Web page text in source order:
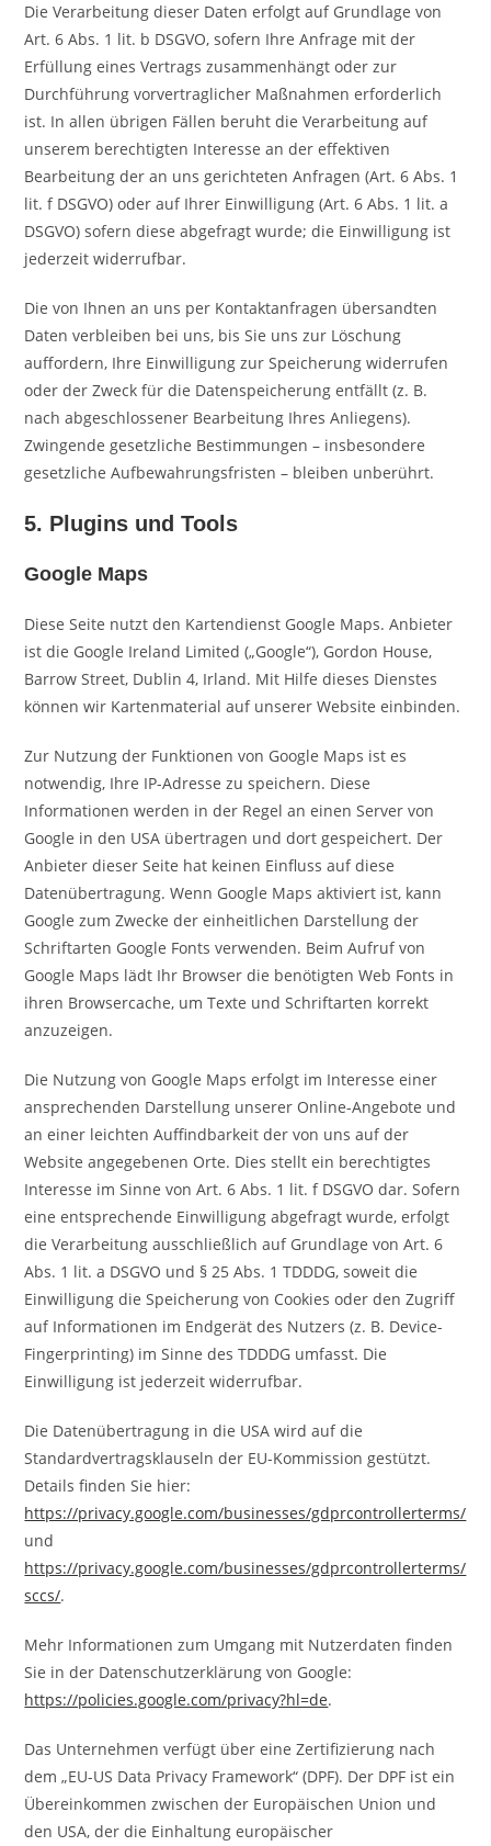
Die Verarbeitung dieser Daten erfolgt auf Grundlage von
Art. 6 Abs. 1 lit. b DSGVO, sofern Ihre Anfrage mit der
Erfüllung eines Vertrags zusammenhängt oder zur
Durchführung vorvertraglicher Maßnahmen erforderlich
ist. In allen übrigen Fällen beruht die Verarbeitung auf
unserem berechtigten Interesse an der effektiven
Bearbeitung der an uns gerichteten Anfragen (Art. 6 Abs. 1
lit. f DSGVO) oder auf Ihrer Einwilligung (Art. 6 Abs. 1 lit. a
DSGVO) sofern diese abgefragt wurde; die Einwilligung ist
jederzeit widerrufbar.
Die von Ihnen an uns per Kontaktanfragen übersandten
Daten verbleiben bei uns, bis Sie uns zur Löschung
auffordern, Ihre Einwilligung zur Speicherung widerrufen
oder der Zweck für die Datenspeicherung entfällt (z. B.
nach abgeschlossener Bearbeitung Ihres Anliegens).
Zwingende gesetzliche Bestimmungen – insbesondere
gesetzliche Aufbewahrungsfristen – bleiben unberührt.
5. Plugins und Tools
Google Maps
Diese Seite nutzt den Kartendienst Google Maps. Anbieter
ist die Google Ireland Limited („Google“), Gordon House,
Barrow Street, Dublin 4, Irland. Mit Hilfe dieses Dienstes
können wir Kartenmaterial auf unserer Website einbinden.
Zur Nutzung der Funktionen von Google Maps ist es
notwendig, Ihre IP-Adresse zu speichern. Diese
Informationen werden in der Regel an einen Server von
Google in den USA übertragen und dort gespeichert. Der
Anbieter dieser Seite hat keinen Einfluss auf diese
Datenübertragung. Wenn Google Maps aktiviert ist, kann
Google zum Zwecke der einheitlichen Darstellung der
Schriftarten Google Fonts verwenden. Beim Aufruf von
Google Maps lädt Ihr Browser die benötigten Web Fonts in
ihren Browsercache, um Texte und Schriftarten korrekt
anzuzeigen.
Die Nutzung von Google Maps erfolgt im Interesse einer
ansprechenden Darstellung unserer Online-Angebote und
an einer leichten Auffindbarkeit der von uns auf der
Website angegebenen Orte. Dies stellt ein berechtigtes
Interesse im Sinne von Art. 6 Abs. 1 lit. f DSGVO dar. Sofern
eine entsprechende Einwilligung abgefragt wurde, erfolgt
die Verarbeitung ausschließlich auf Grundlage von Art. 6
Abs. 1 lit. a DSGVO und § 25 Abs. 1 TDDDG, soweit die
Einwilligung die Speicherung von Cookies oder den Zugriff
auf Informationen im Endgerät des Nutzers (z. B. Device-
Fingerprinting) im Sinne des TDDDG umfasst. Die
Einwilligung ist jederzeit widerrufbar.
Die Datenübertragung in die USA wird auf die
Standardvertragsklauseln der EU-Kommission gestützt.
Details finden Sie hier:
https://privacy.google.com/businesses/gdprcontrollerterms/
und
https://privacy.google.com/businesses/gdprcontrollerterms/
sccs/.
Mehr Informationen zum Umgang mit Nutzerdaten finden
Sie in der Datenschutzerklärung von Google:
https://policies.google.com/privacy?hl=de.
Das Unternehmen verfügt über eine Zertifizierung nach
dem „EU-US Data Privacy Framework“ (DPF). Der DPF ist ein
Übereinkommen zwischen der Europäischen Union und
den USA, der die Einhaltung europäischer